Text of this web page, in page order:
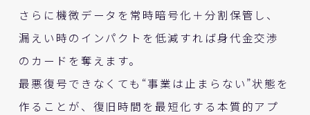
さらに機微データを常時暗号化＋分割保管し、
漏えい時のインパクトを低減すれば身代金交渉
のカードを奪えます。
最悪復号できなくても“事業は止まらない”状態を
作ることが、復旧時間を最短化する本質的アプ